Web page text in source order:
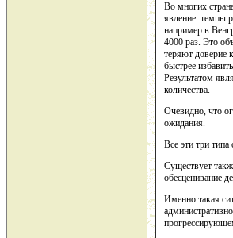
Во многих
явление: темпы
например в
4000 раз. Это
теряют доверие
быстрее
Результатом
количества.
Очевидно, что
ожидания.
Все эти три
Существует
обесценивание
Именно такая